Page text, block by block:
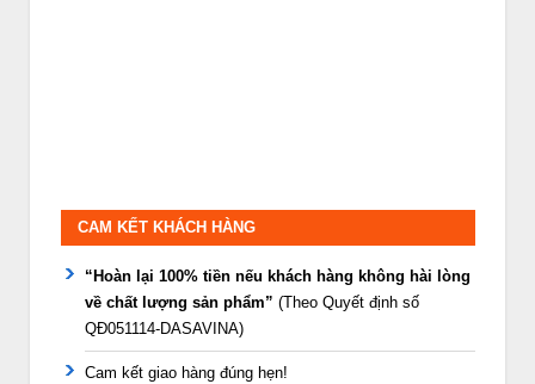
CAM KẾT KHÁCH HÀNG
“Hoàn lại 100% tiền nếu khách hàng không hài lòng
về chất lượng sản phẩm” (Theo Quyết định số
QĐ051114-DASAVINA)
Cam kết giao hàng đúng hẹn!